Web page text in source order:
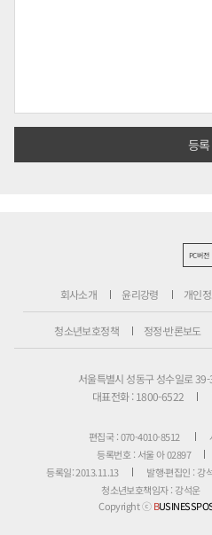
PC버전
회사소개 윤리강령 개인
청소년보호정책 정정·반론보도
서울특별시 성동구 성수일로
대표전화 : 1800-6522
편집국 : 070-4010-8512
등록번호 : 서울 아 02897
등록일: 2013.11.13
발행·편집인 : 강
청소년보호책임자 : 강석운
Copyright ⓒB